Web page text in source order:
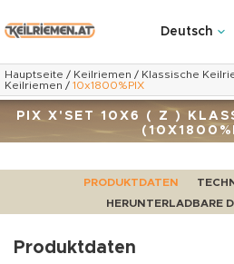
Deutsch
Hauptseite / Keilriemen / Klassische
Keilriemen / 10x1800%PIX
PIX X'SET 10X6 ( Z )
PRODUKTDATEN
HERUNTERLADBARE
Produktdaten